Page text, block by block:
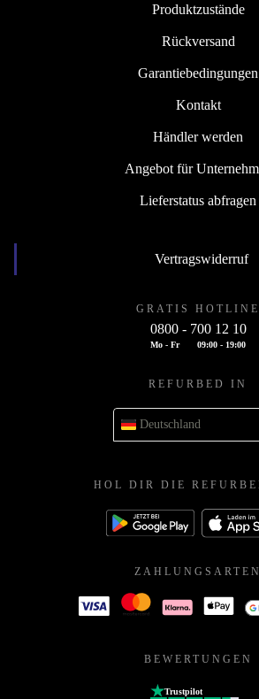
Produktzustände
Rückversand
Garantiebedingungen
Kontakt
Händler werden
Angebot für
Lieferstatus abfragen
Vertragswiderruf
GRATIS HOTLINE
0800 - 700 12 10
Mo - Fr 09:00 - 19:00
REFURBED IN
Deutschland
HOL DIR DIE
ZAHLUNGSARTEN
BEWERTUNGEN
Trustpilot